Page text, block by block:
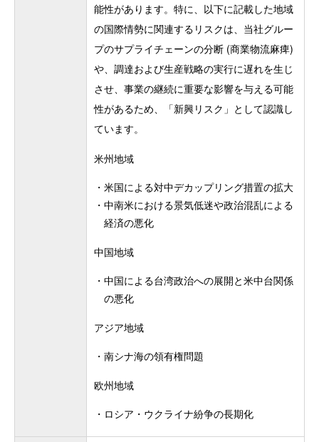
能性があります。特に、以下に記載した地域
の国際情勢に関連するリスクは、当社グルー
プのサプライチェーンの分断 (商業物流麻痺)
や、調達および生産戦略の実行に遅れを生じ
させ、事業の継続に重要な影響を与える可能
性があるため、「新興リスク」として認識し
ています。
米州地域
・ 米国による対中デカップリング措置の拡大
・ 中南米における景気低迷や政治混乱による
経済の悪化
中国地域
・ 中国による台湾政治への展開と米中台関係
の悪化
アジア地域
・ 南シナ海の領有権問題
欧州地域
・ ロシア・ウクライナ紛争の長期化